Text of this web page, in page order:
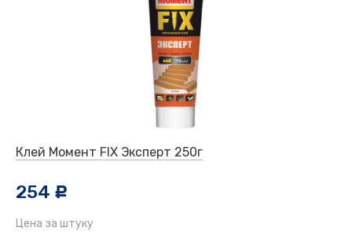
Клей Момент FIX Эксперт 250г
254 c
Цена за штуку